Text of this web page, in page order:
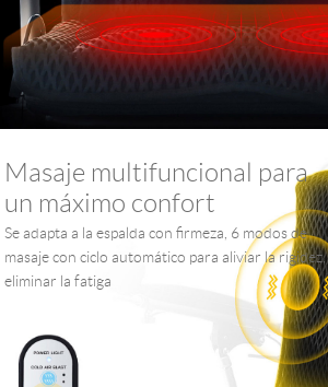
Masaje multifuncional para
un máximo confort
Se adapta a la espalda con firmeza, 6 modos de
masaje con ciclo automático para aliviar la rigidez,
eliminar la fatiga